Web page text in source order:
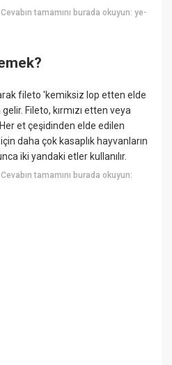
Cevabın tamamını burada okuyun: ye-
fileto 'kemiksiz lop etten elde
Fileto, kırmızı etten veya
et çeşidinden elde edilen
daha çok kasaplık hayvanların
iki yandaki etler kullanılır.
Cevabın tamamını burada okuyun: